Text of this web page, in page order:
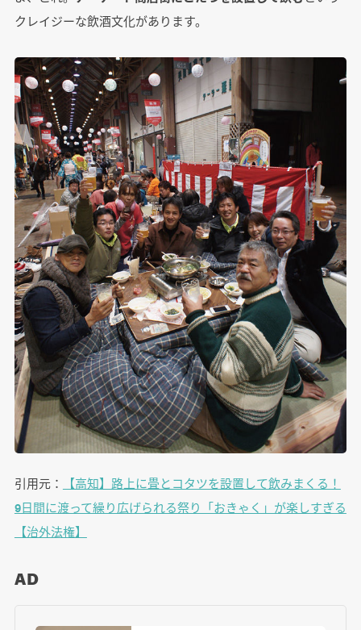
クレイジーな飲酒文化があります。
引用元：
【高知】路上に畳とコタツを設置して飲みまくる！
9日間に渡って繰り広げられる祭り「おきゃく」が楽しすぎる
【治外法権】
AD